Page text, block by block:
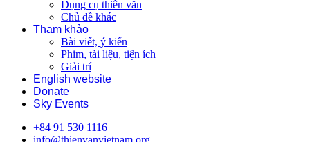
Dụng cụ thiên văn
Chủ đề khác
Tham khảo
Bài viết, ý kiến
Phim, tài liệu, tiện ích
Giải trí
English website
Donate
Sky Events
+84 91 530 1116
info@thienvanvietnam.org